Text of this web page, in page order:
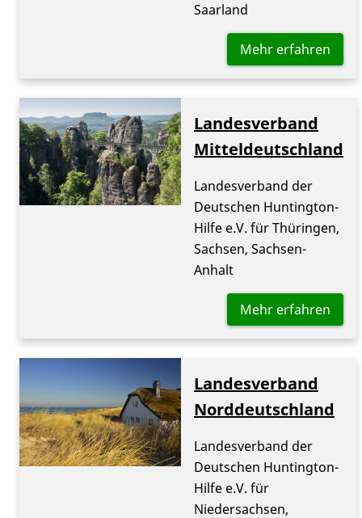
Saarland
Mehr erfahren
Landesverband
Mitteldeutschland
Landesverband der
Deutschen Huntington-
Hilfe e.V. für Thüringen,
Sachsen, Sachsen-
Anhalt
Mehr erfahren
Landesverband
Norddeutschland
Landesverband der
Deutschen Huntington-
Hilfe e.V. für
Niedersachsen,